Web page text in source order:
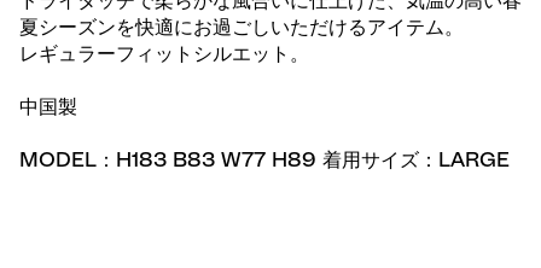
夏シーズンを快適にお過ごしいただけるアイテム。
レギュラーフィットシルエット。
中国製
MODEL：H183 B83 W77 H89 着用サイズ：LARGE